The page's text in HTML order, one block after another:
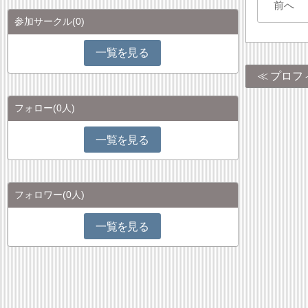
前へ
プロフ
参加サークル(0)
一覧を見る
フォロー(0人)
一覧を見る
フォロワー(0人)
一覧を見る